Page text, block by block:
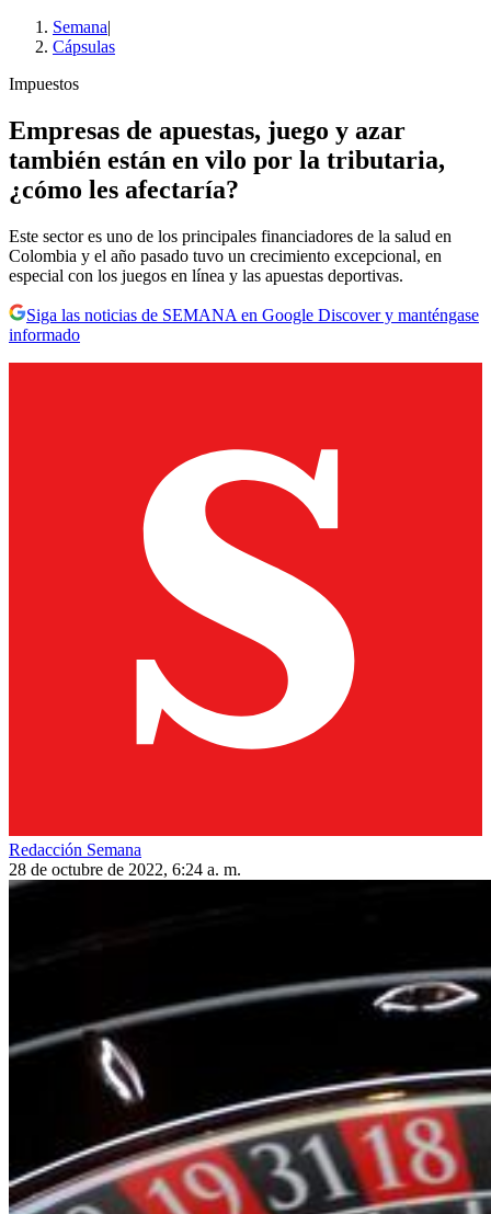
Semana|
Cápsulas
Impuestos
Empresas de apuestas, juego y azar
también están en vilo por la tributaria,
¿cómo les afectaría?
Este sector es uno de los principales financiadores de la salud en
Colombia y el año pasado tuvo un crecimiento excepcional, en
especial con los juegos en línea y las apuestas deportivas.
Siga las noticias de SEMANA en Google Discover y manténgase
informado
Redacción Semana
28 de octubre de 2022, 6:24 a. m.